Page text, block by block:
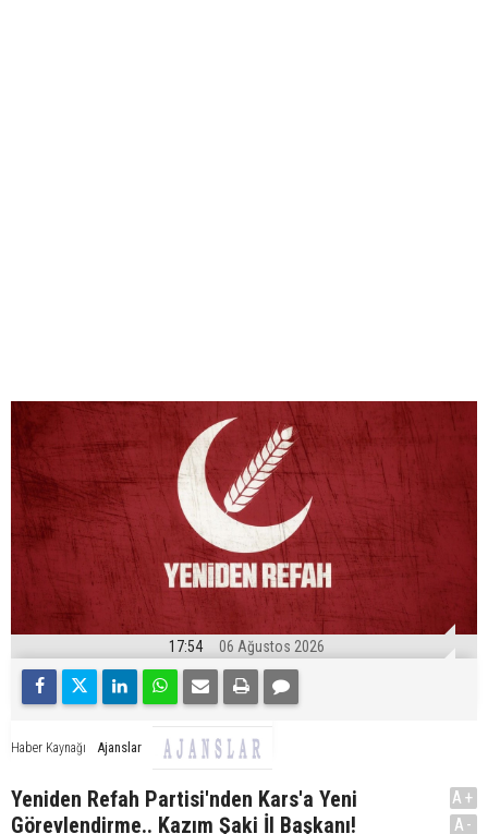
17:54 06 Ağustos 2026
Haber Kaynağı Ajanslar
Yeniden Refah Partisi'nden Kars'a Yeni
Görevlendirme.. Kazım Şaki İl Başkanı!
A+
A-